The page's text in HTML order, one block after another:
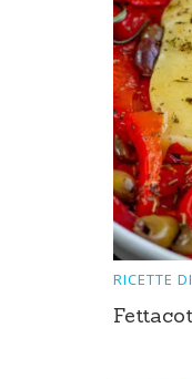
RICETTE